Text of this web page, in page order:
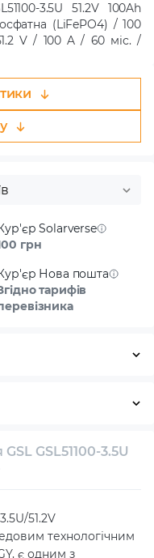
3.5U 51.2V 100Ah
(LiFePO4) / 100
V / 100 A / 60 міс. /
Solarverse
грн
Нова пошта
тарифів
Технічна підтримка
GSL51100-3.5U
51.2V
технологічним
є одним з